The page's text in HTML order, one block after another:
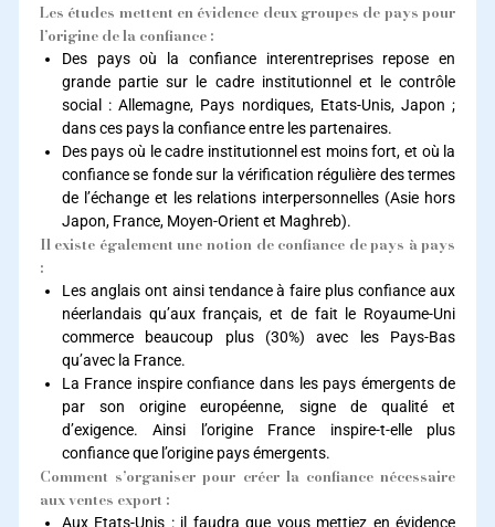
Les études mettent en évidence deux groupes de pays pour
l’origine de la confiance :
Des pays où la confiance interentreprises repose en
grande partie sur le cadre institutionnel et le contrôle
social : Allemagne, Pays nordiques, Etats-Unis, Japon ;
dans ces pays la confiance entre les partenaires.
Des pays où le cadre institutionnel est moins fort, et où la
confiance se fonde sur la vérification régulière des termes
de l’échange et les relations interpersonnelles (Asie hors
Japon, France, Moyen-Orient et Maghreb).
Il existe également une notion de confiance de pays à pays
:
Les anglais ont ainsi tendance à faire plus confiance aux
néerlandais qu’aux français, et de fait le Royaume-Uni
commerce beaucoup plus (30%) avec les Pays-Bas
qu’avec la France.
La France inspire confiance dans les pays émergents de
par son origine européenne, signe de qualité et
d’exigence. Ainsi l’origine France inspire-t-elle plus
confiance que l’origine pays émergents.
Comment s’organiser pour créer la confiance nécessaire
aux ventes export :
Aux Etats-Unis : il faudra que vous mettiez en évidence